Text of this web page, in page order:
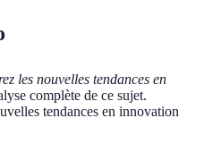
les nouvelles tendances en
complète de ce sujet.
tendances en innovation